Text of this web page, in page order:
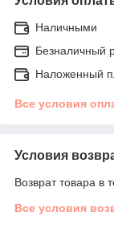
Наличными
Безналичный
Наложенный
Все условия
Условия
Возврат товара в
Все условия